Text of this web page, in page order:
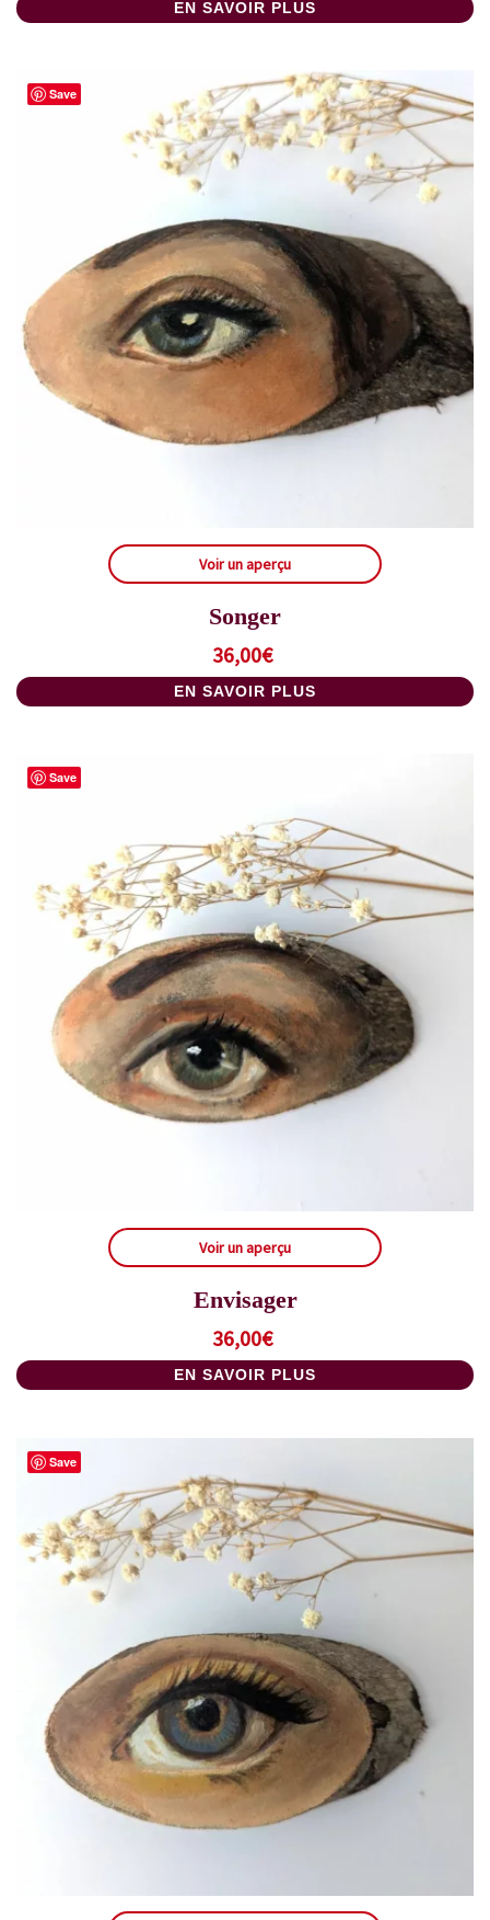
EN SAVOIR PLUS
Save
Voir un aperçu
Songer
36,00€
EN SAVOIR PLUS
Save
Voir un aperçu
Envisager
36,00€
EN SAVOIR PLUS
Save